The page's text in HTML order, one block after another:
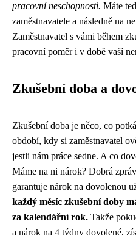
pracovní neschopnosti. Máte
zaměstnavatele a následně na
Zaměstnavatel s vámi během
pracovní poměr i v době vaší
Zkušební doba a
Zkušební doba je něco, co
období, kdy si zaměstnavatel
jestli nám práce sedne. A co
Máme na ni nárok? Dobrá
garantuje nárok na dovolenou
každý měsíc zkušební doby
za kalendářní rok. Takže
a nárok na 4 týdny dovolené,